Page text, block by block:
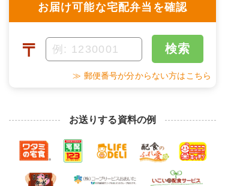
お届け可能な宅配弁当を確認
〒 検索
≫ 郵便番号が分からない方はこちら
お送りする資料の例